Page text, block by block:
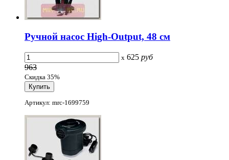
Ручной насос High-Output, 48 см
x 625 руб
963
Скидка 35%
Артикул: mrc-1699759